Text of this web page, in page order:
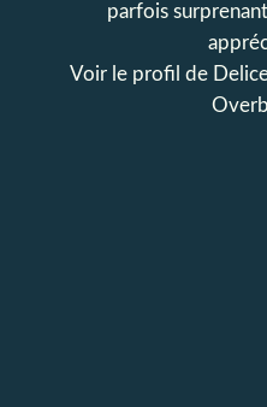
parfois
Voir le profil de